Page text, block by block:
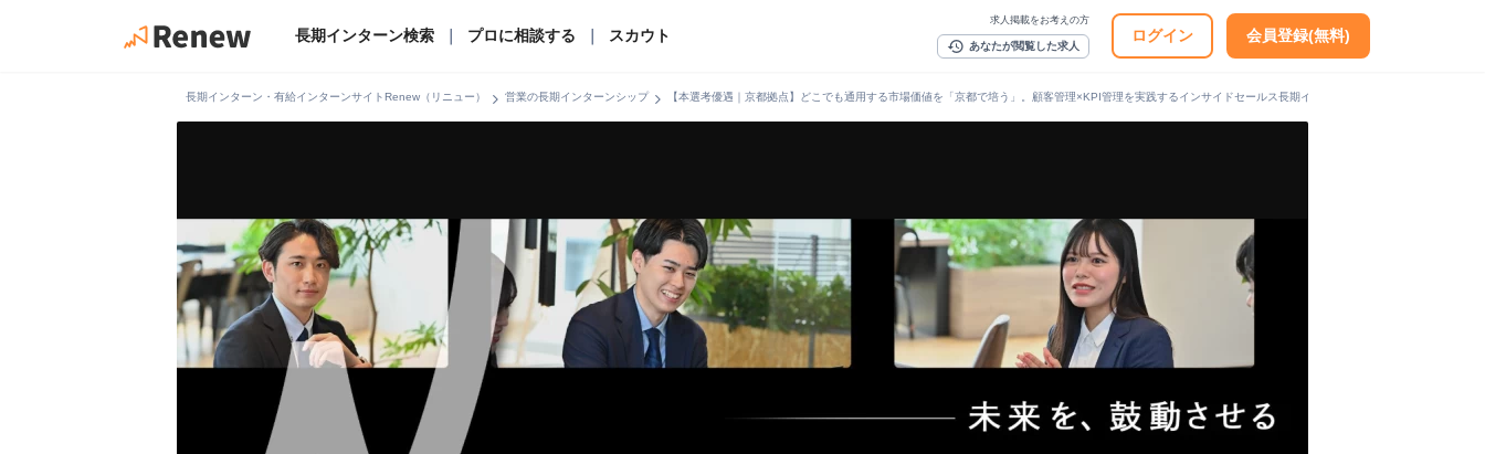
長期インターン検索 プロに相談する スカウト
求人掲載をお考えの方
history あなたが閲覧した求人
ログイン 会員登録(無料)
長期インターン・有給インターンサイトRenew（リニュー） chevron_right 営業の長期インターンシップchevron_right 【本選考優遇｜京都拠点】どこでも通用する市場価値を「京都で培う」。顧客管理×KPI管理を実践するインサイドセールス長期インターン